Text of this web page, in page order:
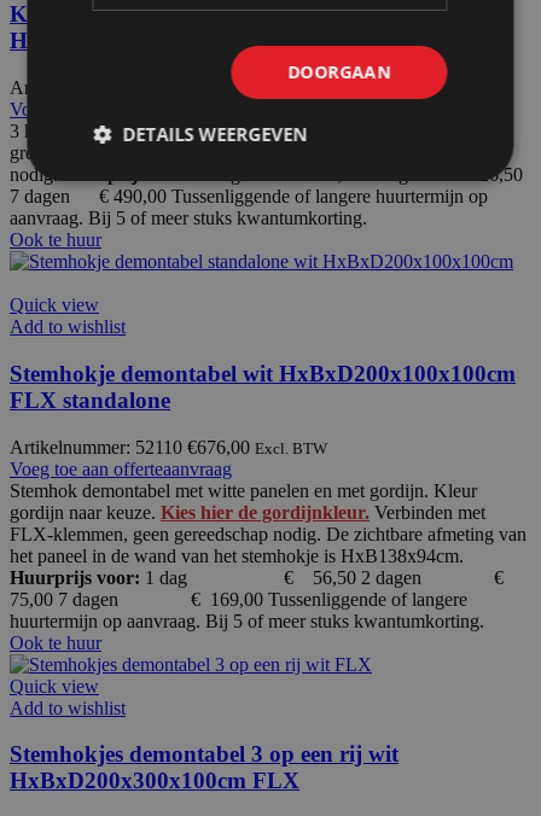
Kleedkamers 3 op een rij wit
HxBxD200x300x100cm FLX
Artikelnummer: 55116 1.960,00
Voeg toe aan offerteaanvraag
3 kleedhokjes op een rij aan elkaar geschakeld, wit met deur met
greep en slot. Verbinden met FLX-klemmen, geen gereedschap
nodig.
1 dag € 218,00 2 dagen € 326,50
7 dagen € 490,00 Tussenliggende of langere huurtermijn op
aanvraag. Bij 5 of meer stuks kwantumkorting.
Ook te huur
Quick view
Add to wishlist
Stemhokje demontabel wit HxBxD200x100x100cm
FLX standalone
Artikelnummer: 52110 €676,00 Excl. BTW
Voeg toe aan offerteaanvraag
Stemhok demontabel met witte panelen en met gordijn. Kleur
gordijn naar keuze. Kies hier de gordijnkleur. Verbinden met
FLX-klemmen, geen gereedschap nodig. De zichtbare afmeting van
het paneel in de wand van het stemhokje is HxB138x94cm.
Huurprijs voor: 1 dag € 56,50 2 dagen €
75,00 7 dagen € 169,00 Tussenliggende of langere
huurtermijn op aanvraag. Bij 5 of meer stuks kwantumkorting.
Ook te huur
Quick view
Add to wishlist
Stemhokjes demontabel 3 op een rij wit
HxBxD200x300x100cm FLX
DOORGAAN
DETAILS WEERGEVEN